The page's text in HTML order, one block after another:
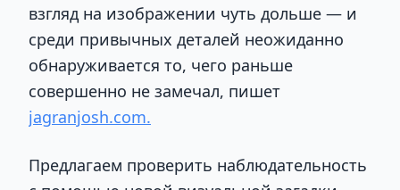
взгляд на изображении чуть дольше — и
среди привычных деталей неожиданно
обнаруживается то, чего раньше
совершенно не замечал, пишет
jagranjosh.com.
Предлагаем проверить наблюдательность